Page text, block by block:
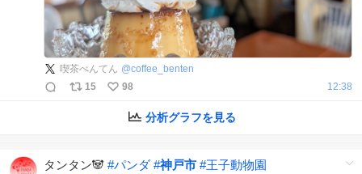
喫茶べんてん @coffee_benten
15
98 12:38
分析グラフを見る
タンタン🐼 #パンダ #神戸市 #王子動物園